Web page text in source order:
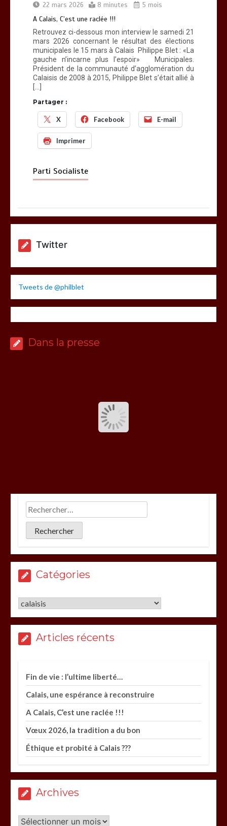
22 mars 2026
8 minutes 5 mois
A Calais, C’est une raclée !!!
Retrouvez ci-dessous mon interview le samedi 21
mars 2026 concernant le résultat des élections
municipales le 15 mars à Calais Philippe Blet : «La
gauche n’incarne plus l’espoir» Municipales.
Président de la communauté d’agglomération du
Calaisis de 2008 à 2015, Philippe Blet s’était allié à
Partager :
X Facebook E-mail
Imprimer
Parti Socialiste
Twitter
Tweets de @philblet
Dans la presse
Catégories
Catégories
Articles récents
Fin de vie : l’ultime liberté…
Calais, une espérance à reconstruire
A Calais, C’est une raclée !!!
Vœux 2026, la tradition a du bon
Éthique et probité à Calais ???
Archives
Archives